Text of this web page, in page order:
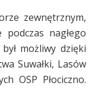
zewnętrznym,
nagłego
możliwy dzięki
Suwałki, Lasów
OSP Płociczno.